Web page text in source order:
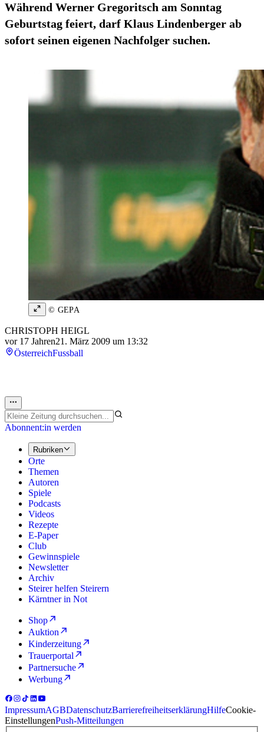
Während Werner Gregoritsch am Sonntag
Geburtstag feiert, darf Klaus Lindenberger ab
sofort seinen eigenen Nachfolger suchen.
© GEPA
CHRISTOPH HEIGL
vor 17 Jahren21. März 2009 um 13:32
ÖsterreichFussball
Abonnent:in werden
Rubriken
Orte
Themen
Autoren
Spiele
Podcasts
Videos
Rezepte
E-Paper
Club
Gewinnspiele
Newsletter
Archiv
Steirer helfen Steirern
Kärntner in Not
Shop
Auktion
Kinderzeitung
Trauerportal
Partnersuche
Werbung
ImpressumAGBDatenschutzBarrierefreiheitserklärungHilfeCookie-
EinstellungenPush-Mitteilungen